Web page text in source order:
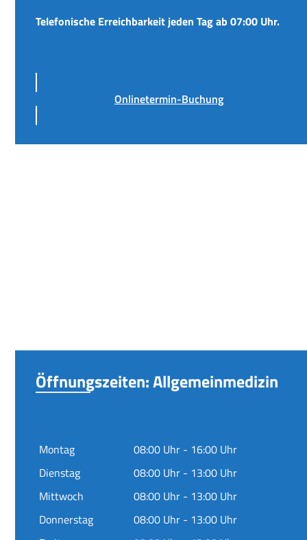
Telefonische Erreichbarkeit jeden Tag ab 07:00 Uhr.
Onlinetermin-Buchung
Öffnungszeiten: Allgemeinmedizin
Montag
08:00 Uhr - 16:00 Uhr
Dienstag
08:00 Uhr - 13:00 Uhr
Mittwoch
08:00 Uhr - 13:00 Uhr
Donnerstag
08:00 Uhr - 13:00 Uhr